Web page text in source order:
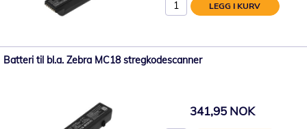
LEGG I KURV
Batteri til bl.a. Zebra MC18 stregkodescanner
341,95 NOK